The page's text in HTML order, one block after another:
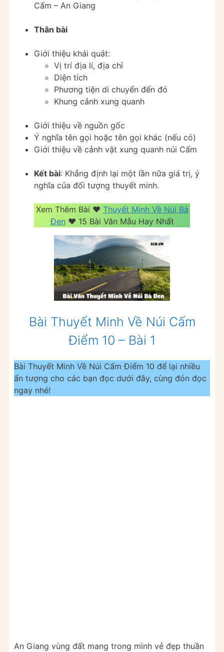
Cấm – An Giang
Thân bài
Giới thiệu khái quát:
Vị trí địa lí, địa chỉ
Diện tích
Phương tiện di chuyển đến đó
Khung cảnh xung quanh
Giới thiệu về nguồn gốc
Ý nghĩa tên gọi hoặc tên gọi khác (nếu có)
Giới thiệu về cảnh vật xung quanh núi Cấm
Kết bài: Khẳng định lại một lần nữa giá trị, ý
nghĩa của đối tượng thuyết minh.
Xem Thêm Bài ❤️️ Thuyết Minh Về Núi Bà
Đen ❤️️ 15 Bài Văn Mẫu Hay Nhất
Bài Thuyết Minh Về Núi Cấm
Điểm 10 – Bài 1
Bài Thuyết Minh Về Núi Cấm Điểm 10 để lại nhiều
ấn tượng cho các bạn đọc dưới đây, cùng đón đọc
ngay nhé!
An Giang vùng đất mang trong mình vẻ đẹp thuần